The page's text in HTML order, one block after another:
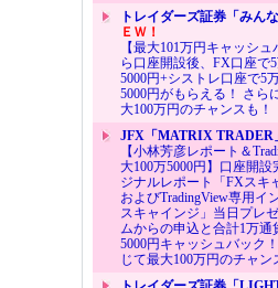
トレイダーズ証券「みん
ＥＷ！
【最大101万円キャッシ
ら口座開設後、FX口座で
5000円+シストレ口座で5
5000円がもらえる！ さら
大100万円のチャンスも！
JFX「MATRIX TRADER
【小林芳彦レポート＆
大100万5000円】口座開設
ジナルレポート「FXスキ
およびTradingView専用イ
スキャインジ」当日プレ
ムからの申込と合計1万通
5000円キャッシュバック
じて最大100万円のチャン